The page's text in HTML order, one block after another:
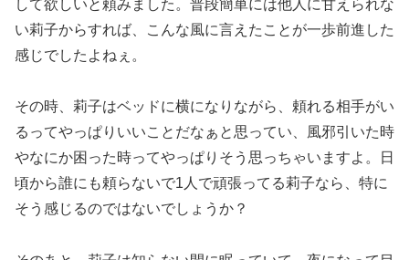
して欲しいと頼みました。普段簡単には他人に甘えられな
い莉子からすれば、こんな風に言えたことが一歩前進した
感じでしたよねぇ。
その時、莉子はベッドに横になりながら、頼れる相手がい
るってやっぱりいいことだなぁと思ってい、風邪引いた時
やなにか困った時ってやっぱりそう思っちゃいますよ。日
頃から誰にも頼らないで1人で頑張ってる莉子なら、特に
そう感じるのではないでしょうか？